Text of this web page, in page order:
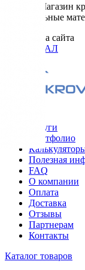
© 2026. Магазин
Строительные
Разработка сайта
ОРИГИНАЛ
Услуги
Портфолио
Полезная
FAQ
О компании
Оплата
Доставка
Отзывы
Партнерам
Контакты
Каталог товаров